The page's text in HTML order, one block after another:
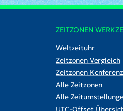
ZEITZONEN
Weltzeituhr
Zeitzonen Vergleich
Zeitzonen
Alle Zeitzonen
Alle
UTC-Offset